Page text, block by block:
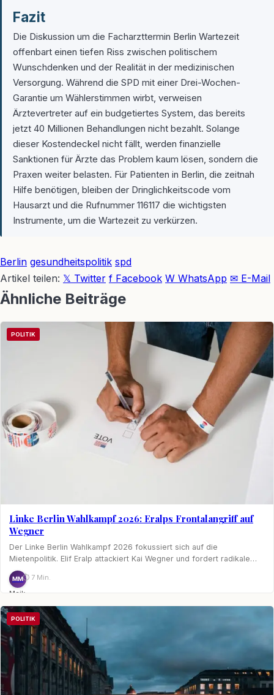
Fazit
Die Diskussion um die Facharzttermin Berlin Wartezeit
offenbart einen tiefen Riss zwischen politischem
Wunschdenken und der Realität in der medizinischen
Versorgung. Während die SPD mit einer Drei-Wochen-
Garantie um Wählerstimmen wirbt, verweisen
Ärztevertreter auf ein budgetiertes System, das bereits
jetzt 40 Millionen Behandlungen nicht bezahlt. Solange
dieser Kostendeckel nicht fällt, werden finanzielle
Sanktionen für Ärzte das Problem kaum lösen, sondern die
Praxen weiter belasten. Für Patienten in Berlin, die zeitnah
Hilfe benötigen, bleiben der Dringlichkeitscode vom
Hausarzt und die Rufnummer 116117 die wichtigsten
Instrumente, um die Wartezeit zu verkürzen.
Berlin gesundheitspolitik spd
Artikel teilen: 𝕏 Twitter f Facebook W WhatsApp ✉ E-Mail
Ähnliche Beiträge
POLITIK
Linke Berlin Wahlkampf 2026: Eralps Frontalangriff auf
Wegner
Der Linke Berlin Wahlkampf 2026 fokussiert sich auf die
Mietenpolitik. Elif Eralp attackiert Kai Wegner und fordert radikale…
MM
Maik
⏱ 7 Min.
POLITIK